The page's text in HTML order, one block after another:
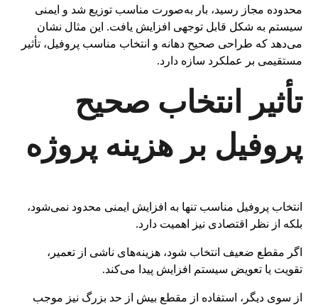
محدوده مجاز رسید، بار به‌صورت مناسب توزیع شد و ایمنی
سیستم به شکل قابل توجهی افزایش یافت. این مثال نشان
می‌دهد که طراحی صحیح دهانه و انتخاب مناسب پروفیل، تأثیر
مستقیمی بر عملکرد سازه دارد.
تأثیر انتخاب صحیح
پروفیل بر هزینه پروژه
انتخاب پروفیل مناسب تنها به افزایش ایمنی محدود نمی‌شود،
بلکه از نظر اقتصادی نیز اهمیت دارد.
اگر مقطع ضعیف انتخاب شود، هزینه‌های ناشی از تعمیر،
تقویت یا تعویض سیستم افزایش پیدا می‌کند.
از سوی دیگر، استفاده از مقطع بیش از حد بزرگ نیز موجب